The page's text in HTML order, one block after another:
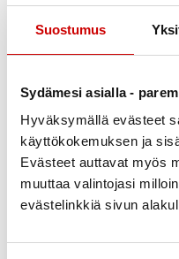
Suostumus
Sydämesi asialla -
Hyväksymällä evästeet
käyttökokemuksen ja
Evästeet auttavat myös
muuttaa valintojasi
evästelinkkiä sivun
Partonen selittää.
Kiire verottaa
aikuisten
vähentynyt 1970-luvulla
nykyiseen seitsemään
jatkuvasti omaan
Nukkumiseen
elämä sekä television